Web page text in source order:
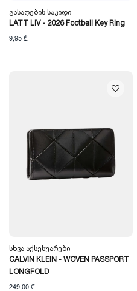
Გასაღების Საკიდი
LATT LIV - 2026 Football Key Ring
9,95 ₾
Სხვა Აქსესუარები
CALVIN KLEIN - WOVEN PASSPORT
LONGFOLD
249,00 ₾